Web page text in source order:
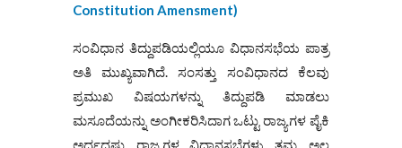
Constitution Amensment)
ಸಂವಿಧಾನ ತಿದ್ದುಪಡಿಯಲ್ಲಿಯೂ ವಿಧಾನಸಭೆಯ ಪಾತ್ರ
ಅತಿ ಮುಖ್ಯವಾಗಿದೆ. ಸಂಸತ್ತು ಸಂವಿಧಾನದ ಕೆಲವು
ಪ್ರಮುಖ ವಿಷಯಗಳನ್ನು ತಿದ್ದುಪಡಿ ಮಾಡಲು
ಮಸೂದೆಯನ್ನು ಅಂಗೀಕರಿಸಿದಾಗ ಒಟ್ಟು ರಾಜ್ಯಗಳ ಪೈಕಿ
ಅರ್ಧದಷ್ಟು ರಾಜ್ಯಗಳ ವಿಧಾನಸಭೆಗಳು ತಮ್ಮ ಅಲ್ಪ